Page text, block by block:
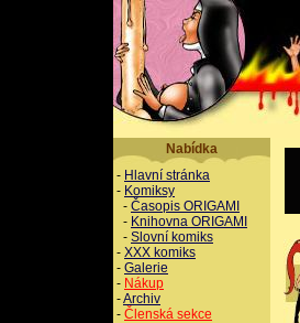
Nabídka
- Hlavní stránka
- Komiksy
- Časopis ORIGAMI
- Knihovna ORIGAMI
- Slovní komiks
- XXX komiks
- Galerie
- Nákup
-Archiv
- Členská sekce